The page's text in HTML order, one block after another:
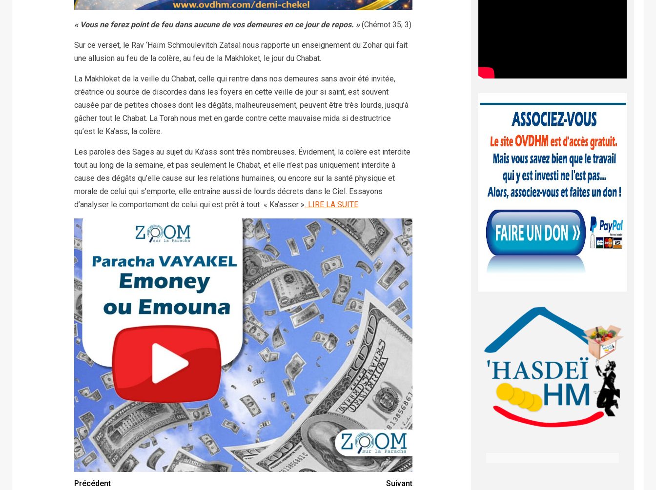
« Vous ne ferez point de feu dans aucune de vos demeures en ce jour de repos. »(Chémot 35; 3)
Sur ce verset, le Rav ‘Haïm Schmoulevitch Zatsal nous rapporte un enseignement du Zohar qui fait
une allusion au feu de la colère, au feu de la Makhloket, le jour du Chabat.
La Makhloket de la veille du Chabat, celle qui rentre dans nos demeures sans avoir été invitée,
créatrice ou source de discordes dans les foyers en cette veille de jour si saint, est souvent
causée par de petites choses dont les dégâts, malheureusement, peuvent être très lourds, jusqu’à
gâcher tout le Chabat. La Torah nous met en garde contre cette mauvaise mida si destructrice
qu’est le Ka’ass, la colère.
Les paroles des Sages au sujet du Ka’ass sont très nombreuses. Évidement, la colère est interdite
tout au long de la semaine, et pas seulement le Chabat, et elle n’est pas uniquement interdite à
cause des dégâts qu’elle cause sur les relations humaines, ou encore sur la santé physique et
morale de celui qui s’emporte, elle entraîne aussi de lourds décrets dans le Ciel. Essayons
d’analyser le comportement de celui qui est prêt à tout « Ka’asser ». LIRE LA SUITE
Précédent
Suivant